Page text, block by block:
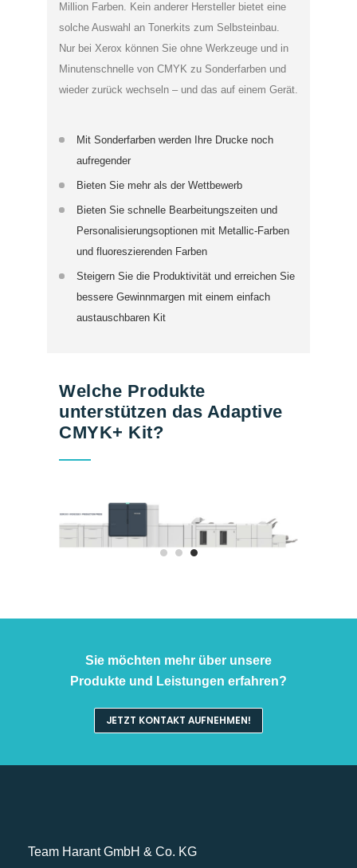
Million Farben. Kein anderer Hersteller bietet eine
solche Auswahl an Tonerkits zum Selbsteinbau.
Nur bei Xerox können Sie ohne Werkzeuge und in
Minutenschnelle von CMYK zu Sonderfarben und
wieder zurück wechseln – und das auf einem Gerät.
Mit Sonderfarben werden Ihre Drucke noch
aufregender
Bieten Sie mehr als der Wettbewerb
Bieten Sie schnelle Bearbeitungszeiten und
Personalisierungsoptionen mit Metallic-Farben
und fluoreszierenden Farben
Steigern Sie die Produktivität und erreichen Sie
bessere Gewinnmargen mit einem einfach
austauschbaren Kit
Welche Produkte
unterstützen das Adaptive
CMYK+ Kit?
Sie möchten mehr über unsere
Produkte und Leistungen erfahren?
JETZT KONTAKT AUFNEHMEN!
Team Harant GmbH & Co. KG